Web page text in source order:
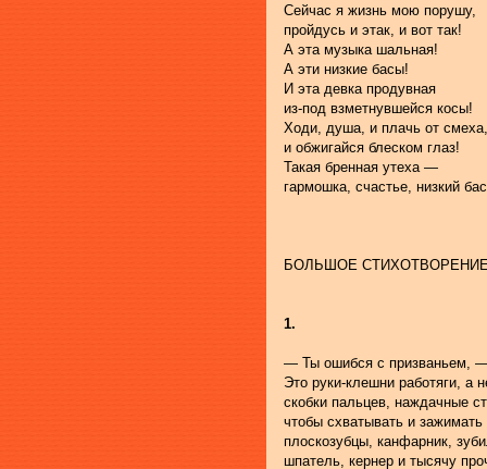
Сейчас я жизнь мою порушу,
пройдусь и этак, и вот так!
А эта музыка шальная!
А эти низкие басы!
И эта девка продувная
из-под взметнувшейся косы!
Ходи, душа, и плачь от смеха,
и обжигайся блеском глаз!
Такая бренная утеха —
гармошка, счастье, низкий
БОЛЬШОЕ
1.
— Ты ошибся с призваньем,
Это руки-клешни работяги, а
скобки пальцев, наждачные
чтобы схватывать и
плоскозубцы, канфарник,
шпатель, кернер и тысячу